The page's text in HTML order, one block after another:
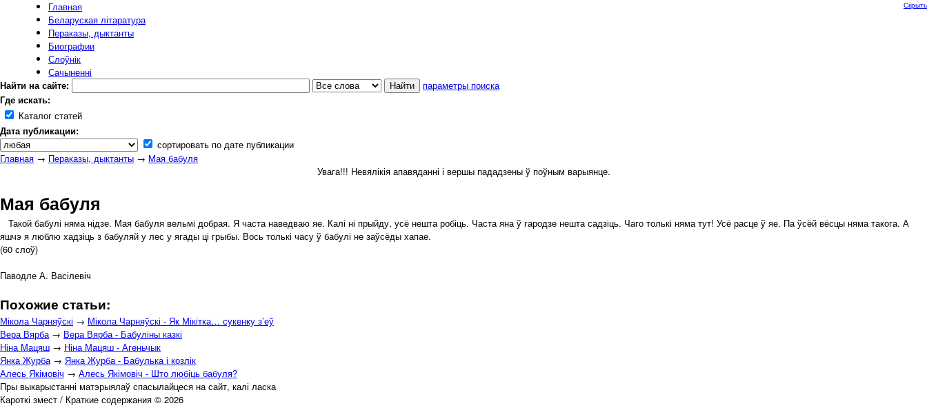
Главная
Беларуская літаратура
Пераказы, дыктанты
Биографии
Слоўнік
Сачыненні
Найти на сайте:
параметры поиска
Где искать:
Каталог статей
Дата публикации:
сортировать по дате публикации
Скрыть
Главная → Пераказы, дыктанты → Мая бабуля
Увага!!! Невялікія апавяданні і вершы пададзены ў поўным варыянце.
Мая бабуля
Такой бабулі няма нідзе. Мая бабуля вельмі добрая. Я часта наведваю яе. Калі ні прыйду, усё нешта робіць. Часта яна ў гародзе нешта садзіць. Чаго толькі няма тут! Усё расце ў яе. Па ўсёй вёсцы няма такога. А
яшчэ я люблю хадзіць з бабуляй у лес у ягады ці грыбы. Вось толькі часу ў бабулі не заўсёды хапае.
(60 слоў)
Паводле А. Васілевіч
Похожие статьи:
Мікола Чарняўскі → Мікола Чарняўскі - Як Мікітка… сукенку з’еў
Вера Вярба→ Вера Вярба - Бабуліны казкі
Ніна Мацяш → Ніна Мацяш - Агеньчык
Янка Журба→ Янка Журба - Бабулька і козлік
Алесь Якімовіч → Алесь Якімовіч - Што любіць бабуля?
Пры выкарыстанні матэрыялаў спасылайцеся на сайт, калі ласка
Кароткі змест / Краткие содержания © 2026